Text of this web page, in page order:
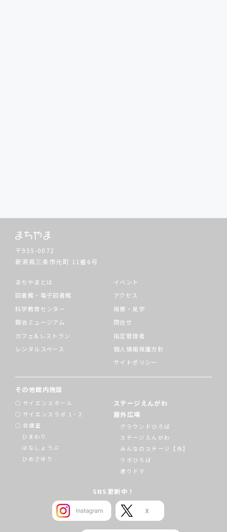
〒955-0072
新潟県三条市元町 11番6号
まちやまとは
図書館・電子図書館
科学教育センター
鍛冶ミュージアム
カフェ&レストラン
レンタルスペース
イベント
アクセス
視察・見学
問合せ
指定管理者
個人情報保護方針
サイトポリシー
その他館内施設
サイエンスホール
サイエンスラボ 1・2
会議室
ひまわり
はなしょうぶ
ひめさゆり
ステージえんがわ
屋外広場
グラウンドひろば
ステージえんがわ
みんなのステージ【外】
ラボひろば
通りドマ
SNS更新中！